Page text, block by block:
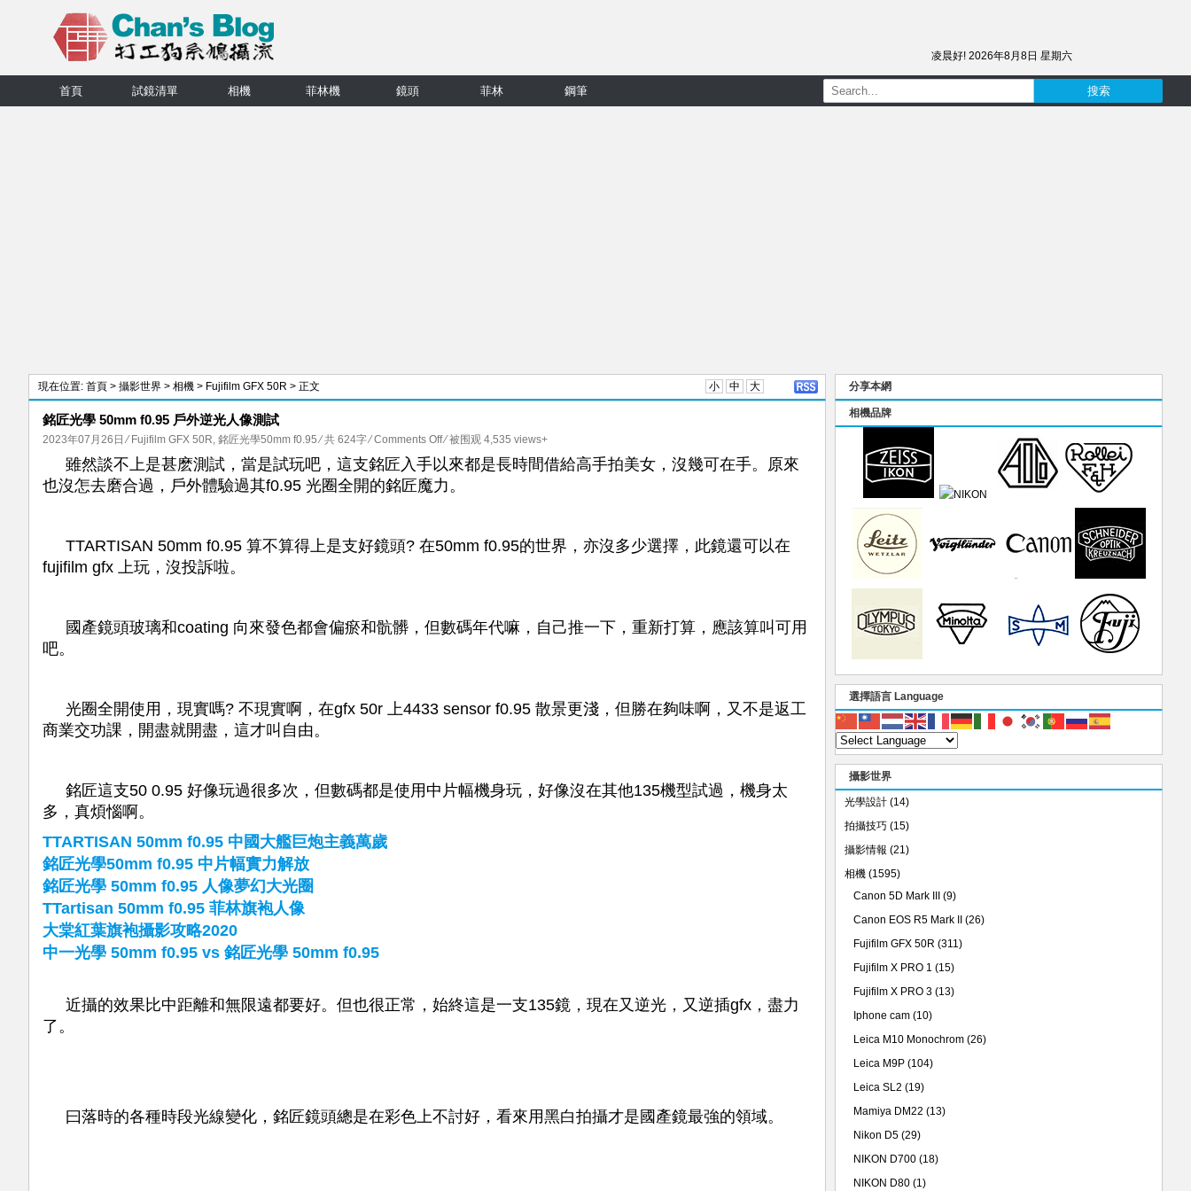
凌晨好! 2026年8月8日 星期六
首頁 試鏡清單 相機 菲林機 鏡頭 菲林 鋼筆
現在位置: 首頁 > 攝影世界 > 相機 > Fujifilm GFX 50R > 正文 小 中 大
銘匠光學 50mm f0.95 戶外逆光人像測試
2023年07月26日 ⁄ Fujifilm GFX 50R, 銘匠光學50mm f0.95⁄ 共 624字⁄Comments Offon
銘
光
試
⁄ 被围观 4,535 views+
雖然談不上是甚麽測試，當是試玩吧，這支銘匠入手以來都是長時間借給高手拍美女，沒幾可在手。原來
也沒怎去磨合過，戶外體驗過其f0.95 光圈全開的銘匠魔力。
TTARTISAN 50mm f0.95 算不算得上是支好鏡頭? 在50mm f0.95的世界，亦沒多少選擇，此鏡還可以在
fujifilm gfx 上玩，沒投訴啦。
國產鏡頭玻璃和coating 向來發色都會偏瘀和骯髒，但數碼年代嘛，自己推一下，重新打算，應該算叫可用
吧。
光圈全開使用，現實嗎? 不現實啊，在gfx 50r 上4433 sensor f0.95 散景更淺，但勝在夠味啊，又不是返工
商業交功課，開盡就開盡，這才叫自由。
銘匠這支50 0.95 好像玩過很多次，但數碼都是使用中片幅機身玩，好像沒在其他135機型試過，機身太
多，真煩惱啊。
TTARTISAN 50mm f0.95 中國大艦巨炮主義萬歲
銘匠光學50mm f0.95 中片幅實力解放
銘匠光學 50mm f0.95 人像夢幻大光圈
TTartisan 50mm f0.95 菲林旗袍人像
大棠紅葉旗袍攝影攻略2020
中一光學 50mm f0.95 vs 銘匠光學 50mm f0.95
近攝的效果比中距離和無限遠都要好。但也很正常，始終這是一支135鏡，現在又逆光，又逆插gfx，盡力
了。
曰落時的各種時段光線變化，銘匠鏡頭總是在彩色上不討好，看來用黑白拍攝才是國產鏡最強的領域。
分享本網
相機品牌
選擇語言 Language
攝影世界
光學設計 (14)
拍攝技巧 (15)
攝影情報 (21)
相機 (1595)
Canon 5D Mark III
(9)
Canon EOS R5 Mark II
(26)
Fujifilm GFX 50R (311)
Fujifilm X PRO 1 (15)
Fujifilm X PRO 3 (13)
Iphone cam (10)
Leica M10 Monochrom (26)
Leica M9P (104)
Leica SL2 (19)
Mamiya DM22 (13)
Nikon D5 (29)
NIKON D700 (18)
NIKON D80 (1)